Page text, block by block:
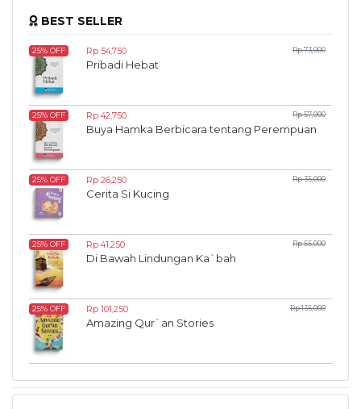
BEST SELLER
25% OFF Rp 54,750 Rp 73,000
Pribadi Hebat
25% OFF Rp 42,750 Rp 57,000
Buya Hamka Berbicara tentang Perempuan
25% OFF Rp 26,250 Rp 35,000
Cerita Si Kucing
25% OFF Rp 41,250 Rp 55,000
Di Bawah Lindungan Ka`bah
25% OFF Rp 101,250 Rp 135,000
Amazing Qur`an Stories